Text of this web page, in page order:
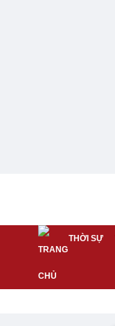
THỜI SỰ